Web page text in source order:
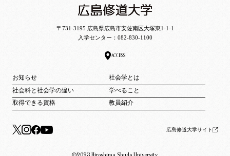
〒731-3195 広島県広島市安佐南区大塚東1-1-1
入学センター： 082-830-1100
ACCESS
お知らせ
社会学とは
社会科と社会学の違い
学べること
取得できる資格
教員紹介
広島修道大学サイト